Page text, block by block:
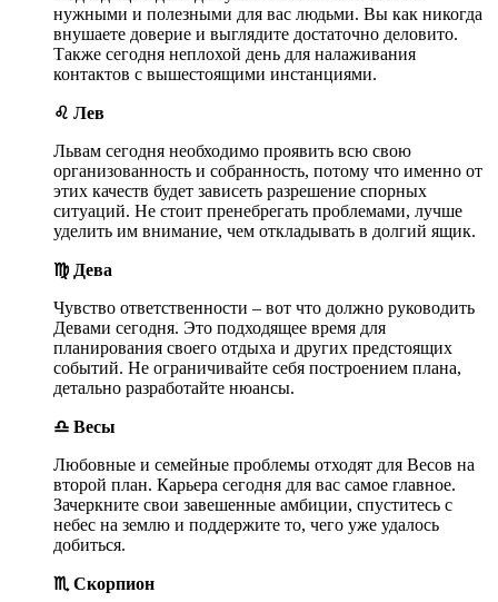
нужными и полезными для вас людьми. Вы как никогда
внушаете доверие и выглядите достаточно деловито.
Также сегодня неплохой день для налаживания
контактов с вышестоящими инстанциями.
♌ Лев
Львам сегодня необходимо проявить всю свою
организованность и собранность, потому что именно от
этих качеств будет зависеть разрешение спорных
ситуаций. Не стоит пренебрегать проблемами, лучше
уделить им внимание, чем откладывать в долгий ящик.
♍ Дева
Чувство ответственности – вот что должно руководить
Девами сегодня. Это подходящее время для
планирования своего отдыха и других предстоящих
событий. Не ограничивайте себя построением плана,
детально разработайте нюансы.
♎ Весы
Любовные и семейные проблемы отходят для Весов на
второй план. Карьера сегодня для вас самое главное.
Зачеркните свои завешенные амбиции, спуститесь с
небес на землю и поддержите то, чего уже удалось
добиться.
♏ Скорпион